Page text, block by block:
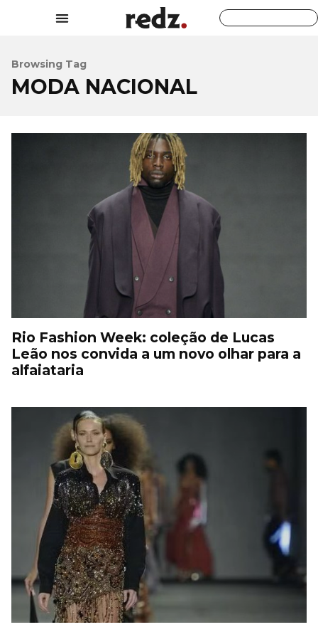
Browsing Tag
MODA NACIONAL
Rio Fashion Week: coleção de Lucas
Leão nos convida a um novo olhar para a
alfaiataria